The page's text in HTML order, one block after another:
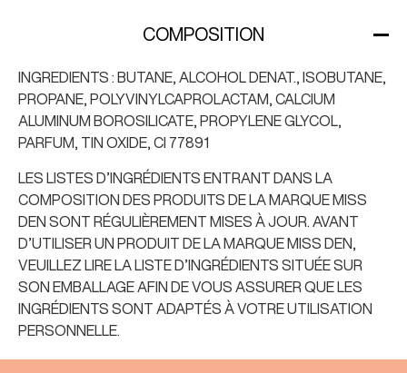
COMPOSITION
INGREDIENTS : BUTANE, ALCOHOL DENAT., ISOBUTANE,
PROPANE, POLYVINYLCAPROLACTAM, CALCIUM
ALUMINUM BOROSILICATE, PROPYLENE GLYCOL,
PARFUM, TIN OXIDE, CI 77891
LES LISTES D’INGRÉDIENTS ENTRANT DANS LA
COMPOSITION DES PRODUITS DE LA MARQUE MISS
DEN SONT RÉGULIÈREMENT MISES À JOUR. AVANT
D’UTILISER UN PRODUIT DE LA MARQUE MISS DEN,
VEUILLEZ LIRE LA LISTE D’INGRÉDIENTS SITUÉE SUR
SON EMBALLAGE AFIN DE VOUS ASSURER QUE LES
INGRÉDIENTS SONT ADAPTÉS À VOTRE UTILISATION
PERSONNELLE.